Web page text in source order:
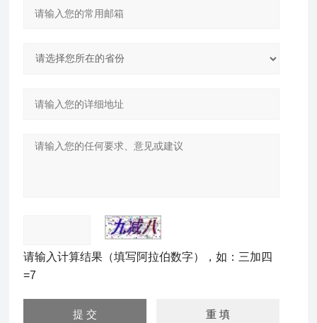
请输入计算结果（填写阿拉伯数字），如：三加四
=7